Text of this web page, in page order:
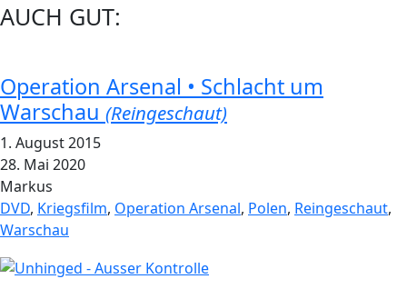
AUCH GUT:
Operation Arsenal • Schlacht um
Warschau (Reingeschaut)
1. August 2015
28. Mai 2020
Markus
DVD, Kriegsfilm, Operation Arsenal, Polen, Reingeschaut,
Warschau